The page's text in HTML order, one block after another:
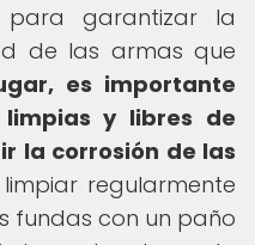
para garantizar la
de las armas que
es importante
y libres de
la corrosión de las
regularmente
fundas con un paño